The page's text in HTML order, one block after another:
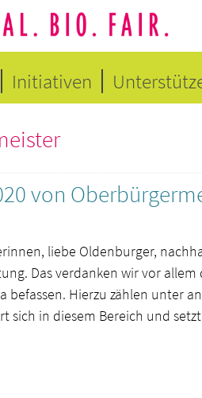
Initiativen
von
liebe Oldenburger,
Das verdanken wir vor
befassen. Hierzu zählen unter
sich in diesem Bereich und